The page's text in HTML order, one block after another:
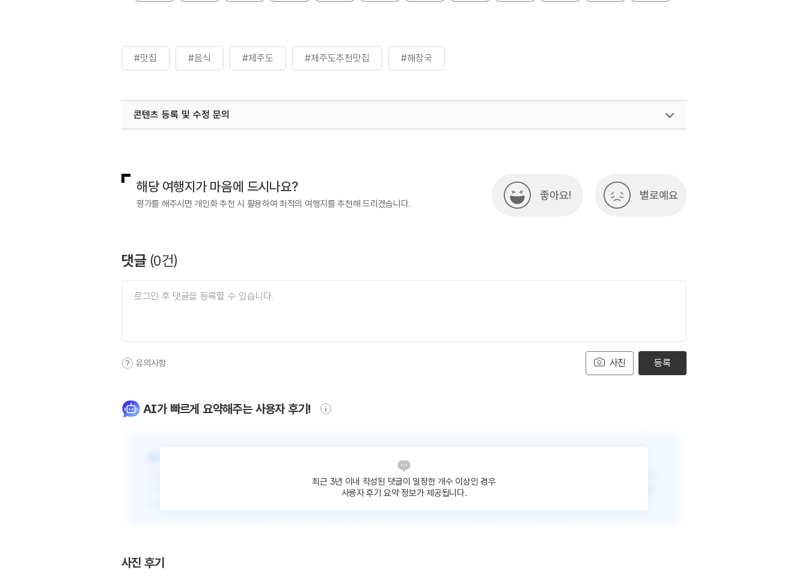
#맛집 #음식 #제주도 #제주도추천맛집 #해장국
콘텐츠 등록 및 수정 문의
해당 여행지가 마음에 드시나요?
평가를 해주시면 개인화 추천 시 활용하여 최적의 여행지를 추천해 드리겠습니다.
좋아요! 별로예요
댓글 (0건)
사진
유의사항 등록
AI가 빠르게 요약해주는 사용자 후기!
최근 3년 이내 작성된 댓글이 일정한 개수 이상인 경우
사용자 후기 요약 정보가 제공됩니다.
사진 후기